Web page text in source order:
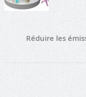
Réduire les